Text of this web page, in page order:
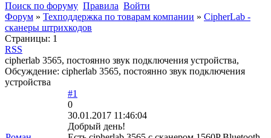
Поиск по форуму Правила Войти
Форум » Техподдержка по товарам компании » CipherLab -
сканеры штрихкодов
Страницы: 1
RSS
cipherlab 3565, постоянно звук подключения устройства,
Обсуждение: cipherlab 3565, постоянно звук подключения
устройства
#1
0
30.01.2017 11:46:04
Добрый день!